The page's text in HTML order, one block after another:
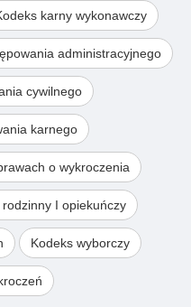
karny wykonawczy
administracyjnego
cywilnego
karnego
o wykroczenia
rodzinny I opiekuńczy
Kodeks wyborczy